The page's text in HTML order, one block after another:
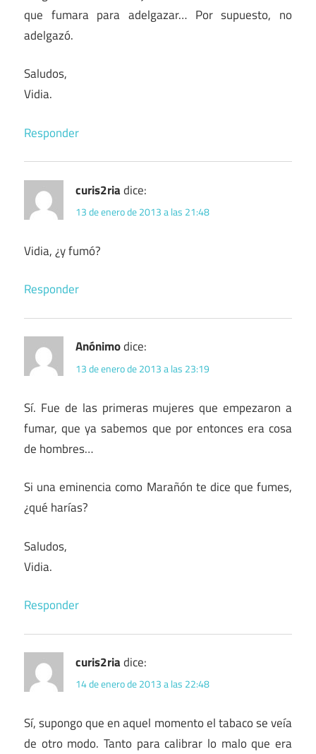
que fumara para adelgazar… Por supuesto, no
adelgazó.
Saludos,
Vidia.
Responder
curis2riadice:
13 de enero de 2013 a las 21:48
Vidia, ¿y fumó?
Responder
Anónimodice:
13 de enero de 2013 a las 23:19
Sí. Fue de las primeras mujeres que empezaron a
fumar, que ya sabemos que por entonces era cosa
de hombres…
Si una eminencia como Marañón te dice que fumes,
¿qué harías?
Saludos,
Vidia.
Responder
curis2riadice:
14 de enero de 2013 a las 22:48
Sí, supongo que en aquel momento el tabaco se veía
de otro modo. Tanto para calibrar lo malo que era